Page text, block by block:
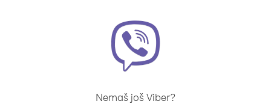
Nemaš još Viber?